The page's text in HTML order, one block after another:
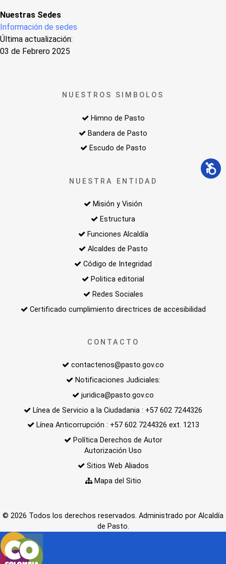
Nuestras Sedes
Información de sedes
Última actualización:
03 de Febrero 2025
NUESTROS SIMBOLOS
Himno de Pasto
Bandera de Pasto
Escudo de Pasto
NUESTRA ENTIDAD
Misión y Visión
Estructura
Funciones Alcaldía
Alcaldes de Pasto
Código de Integridad
Politica editorial
Redes Sociales
Certificado cumplimiento directrices de accesibilidad
CONTACTO
contactenos@pasto.gov.co
Notificaciones Judiciales:
juridica@pasto.gov.co
Línea de Servicio a la Ciudadania : +57 602 7244326
Línea Anticorrupción : +57 602 7244326 ext. 1213
Política Derechos de Autor
Autorización Uso
Sitios Web Aliados
Mapa del Sitio
© 2026 Todos los derechos reservados. Administrado por Alcaldía
de Pasto.